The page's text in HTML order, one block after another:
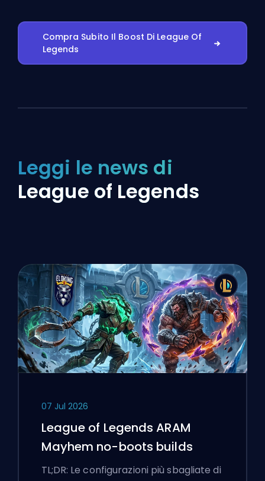
Compra Subito Il Boost Di League Of
Legends
Leggi le news di
League of Legends
07 Jul 2026
League of Legends ARAM
Mayhem no-boots builds
TL;DR: Le configurazioni più sbagliate di